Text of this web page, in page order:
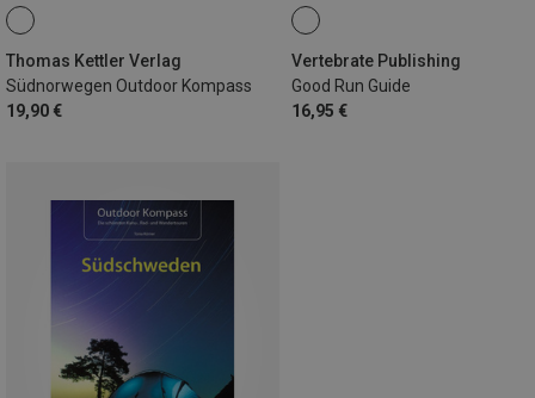
Thomas Kettler Verlag
Südnorwegen Outdoor Kompass
19,90 €
Vertebrate Publishing
Good Run Guide
16,95 €